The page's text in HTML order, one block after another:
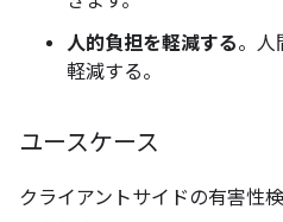
人的負担を軽減する。人
軽減する。
ユースケース
クライアントサイドの有害性